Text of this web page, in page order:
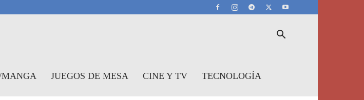
JUEGOS DE MESA CINE Y TV TECNOLOGÍA